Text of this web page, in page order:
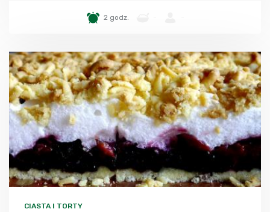
2 godz.
CIASTA I TORTY